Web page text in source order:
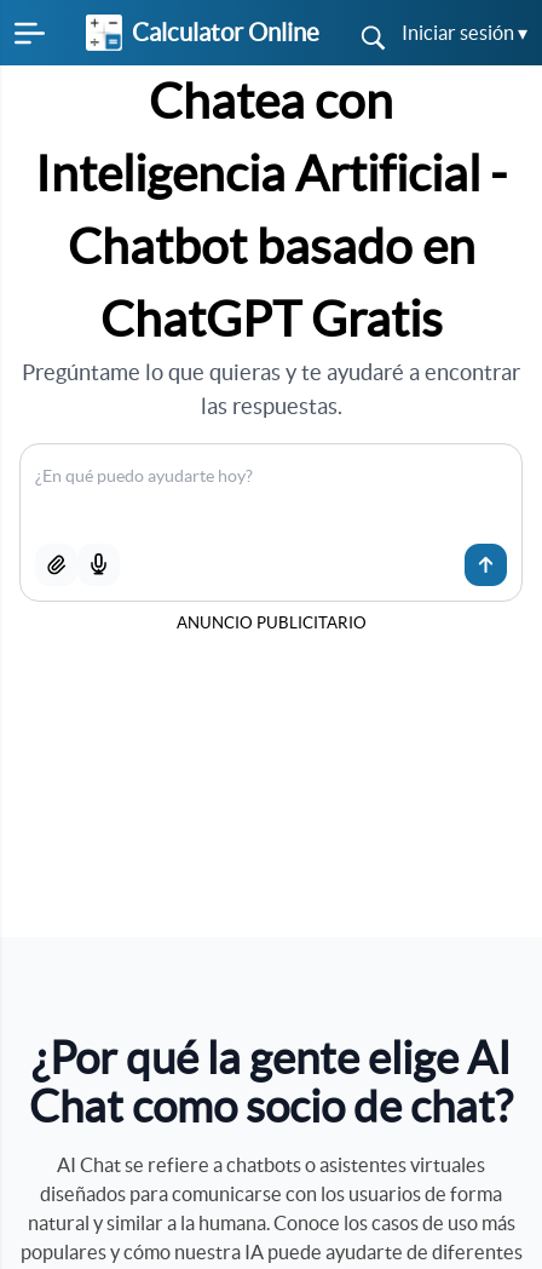
Calculator Online Iniciar sesión ▾
Chatea con
Inteligencia Artificial -
Chatbot basado en
ChatGPT Gratis
Pregúntame lo que quieras y te ayudaré a encontrar
las respuestas.
ANUNCIO PUBLICITARIO
¿Por qué la gente elige AI
Chat como socio de chat?
AI Chat se refiere a chatbots o asistentes virtuales
diseñados para comunicarse con los usuarios de forma
natural y similar a la humana. Conoce los casos de uso más
populares y cómo nuestra IA puede ayudarte de diferentes